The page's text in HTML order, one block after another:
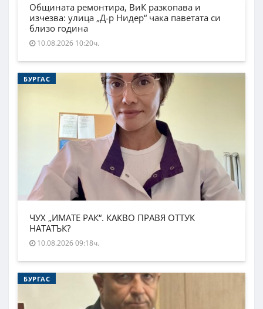
Общината ремонтира, ВиК разкопава и
изчезва: улица „Д-р Нидер“ чака паветата си
близо година
10.08.2026 10:20ч.
БУРГАС
ЧУХ „ИМАТЕ РАК“. КАКВО ПРАВЯ ОТТУК
НАТАТЪК?
10.08.2026 09:18ч.
БУРГАС